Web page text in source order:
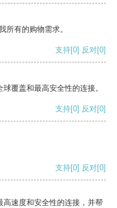
所有的购物需求。
支持[0] 反对[0]
覆盖和最高安全性的连接。
支持[0] 反对[0]
支持[0] 反对[0]
速度和安全性的连接，并帮